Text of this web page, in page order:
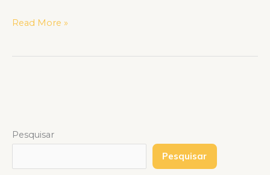
Read More »
Pesquisar
Pesquisar